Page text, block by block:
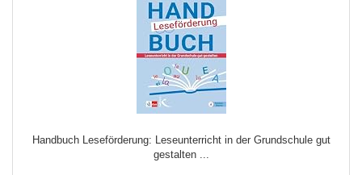
Handbuch Leseförderung: Leseunterricht in der Grundschule gut
gestalten ...